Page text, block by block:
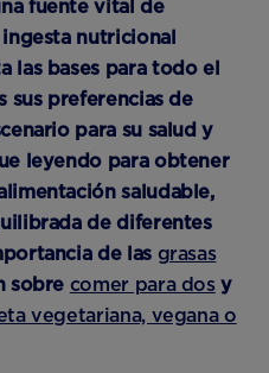
fuente vital de
nutricional
las bases para todo el
sus preferencias de
para su salud y
leyendo para obtener
saludable,
de diferentes
de las grasas
sobre comer para dosy
vegetariana, vegana o